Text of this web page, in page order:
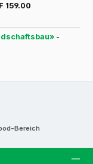
159.00
-
Bereich